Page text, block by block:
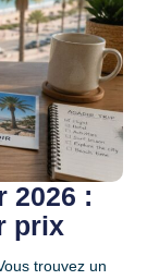
2026 :
prix
trouvez un